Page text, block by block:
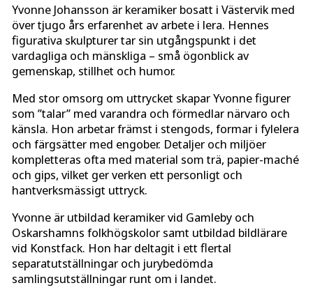
Yvonne Johansson är keramiker bosatt i Västervik med
över tjugo års erfarenhet av arbete i lera. Hennes
figurativa skulpturer tar sin utgångspunkt i det
vardagliga och mänskliga – små ögonblick av
gemenskap, stillhet och humor.
Med stor omsorg om uttrycket skapar Yvonne figurer
som ”talar” med varandra och förmedlar närvaro och
känsla. Hon arbetar främst i stengods, formar i fylelera
och färgsätter med engober. Detaljer och miljöer
kompletteras ofta med material som trä, papier-maché
och gips, vilket ger verken ett personligt och
hantverksmässigt uttryck.
Yvonne är utbildad keramiker vid Gamleby och
Oskarshamns folkhögskolor samt utbildad bildlärare
vid Konstfack. Hon har deltagit i ett flertal
separatutställningar och jurybedömda
samlingsutställningar runt om i landet.